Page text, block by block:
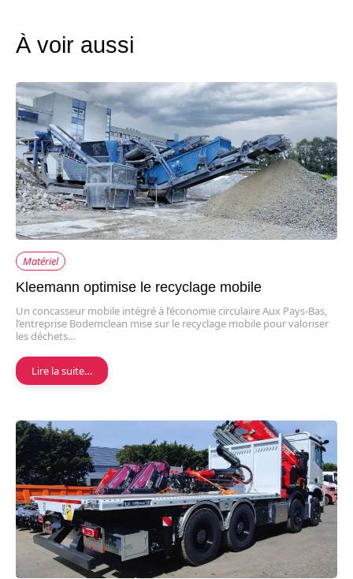
À voir aussi
Matériel
Kleemann optimise le recyclage mobile
Un concasseur mobile intégré à l’économie circulaire Aux Pays-Bas,
l’entreprise Bodemclean mise sur le recyclage mobile pour valoriser
les déchets…
Lire la suite…